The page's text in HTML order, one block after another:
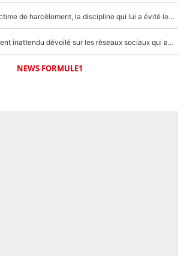
F1 - Lewis Hamilton victime de harcèlement, la discipline qui lui a évité le pire : «J'aurais probablement mal tourné»
Lewis Hamilton : Le talent inattendu dévoilé sur les réseaux sociaux qui a impressionné Kim Kardashian pendant leurs vacances en amoureux !
NEWS FORMULE1